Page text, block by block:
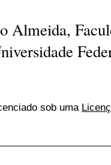
Almeida,
sob uma